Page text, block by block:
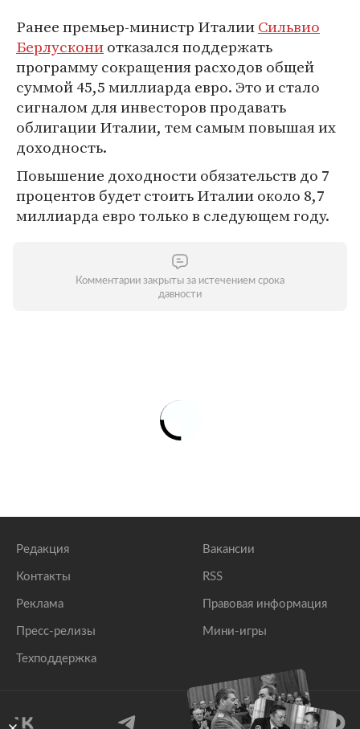
Ранее премьер-министр ИталииСильвио
Берлускониотказался поддержать
программу сокращения расходов общей
суммой 45,5 миллиарда евро. Это и стало
сигналом для инвесторов продавать
облигации Италии, тем самым повышая их
доходность.
Повышение доходности обязательств до 7
процентов будет стоить Италии около 8,7
миллиарда евро только в следующем году.
Комментарии закрыты за истечением срока
давности
Редакция
Контакты
Реклама
Пресс-релизы
Техподдержка
Вакансии
RSS
Правовая информация
Мини-игры